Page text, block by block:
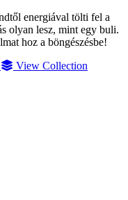
energiával tölti fel a
olyan lesz, mint egy buli.
hoz a böngészésbe!
View Collection